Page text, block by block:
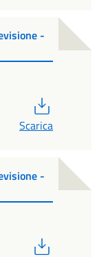
-
Scarica
-